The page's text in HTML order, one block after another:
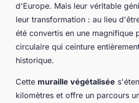
d'Europe. Mais leur véritable
leur transformation : au lieu
été convertis en une magnifique
circulaire qui ceinture
historique.
Cette muraille végétalisée
kilomètres et offre un parcours